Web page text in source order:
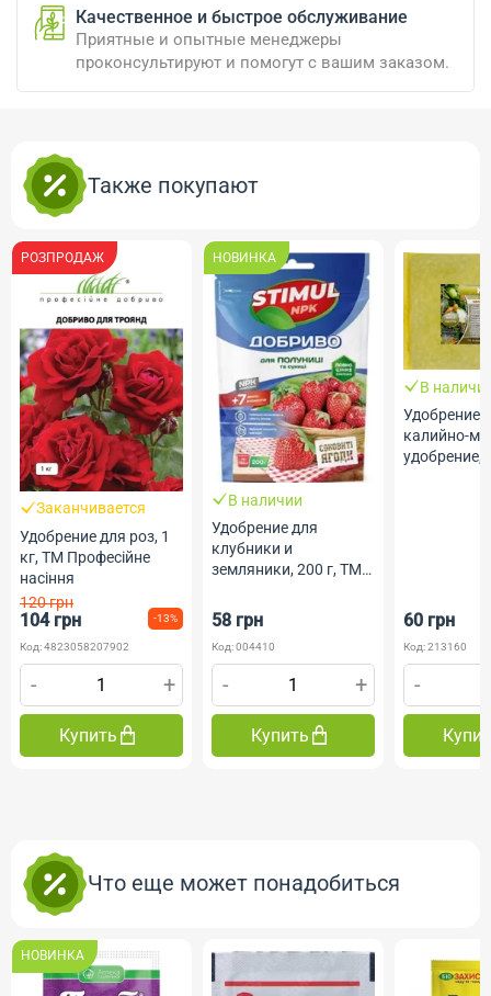
Качественное и быстрое обслуживание
Приятные и опытные менеджеры
проконсультируют и помогут с вашим заказом.
Также покупают
РОЗПРОДАЖ
Заканчивается
Удобрение для роз, 1
кг, ТМ Професійне
насіння
120 грн
104 грн -13%
Код: 4823058207902
- +
Купить
НОВИНКА
В наличии
Удобрение для
клубники и
земляники, 200 г, ТМ
58 грн
Код: 004410
- +
Купить
В
Удобрение
калийно-
удобрение, 1
60 грн
Код: 213160
-
Что еще может понадобиться
НОВИНКА